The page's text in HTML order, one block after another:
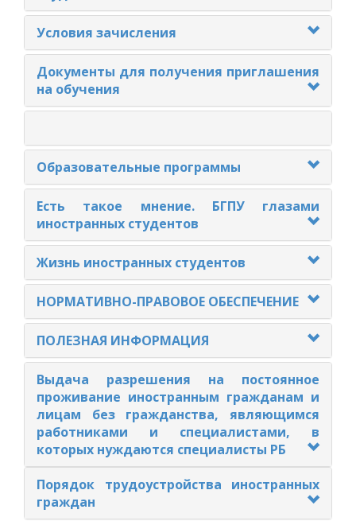
Условия зачисления
Документы для получения приглашения
на обучения
Образовательные программы
Есть такое мнение. БГПУ глазами
иностранных студентов
Жизнь иностранных студентов
НОРМАТИВНО-ПРАВОВОЕ ОБЕСПЕЧЕНИЕ
ПОЛЕЗНАЯ ИНФОРМАЦИЯ
Выдача разрешения на постоянное
проживание иностранным гражданам и
лицам без гражданства, являющимся
работниками и специалистами, в
которых нуждаются специалисты РБ
Порядок трудоустройства иностранных
граждан